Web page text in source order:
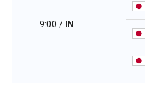
9:00 / IN